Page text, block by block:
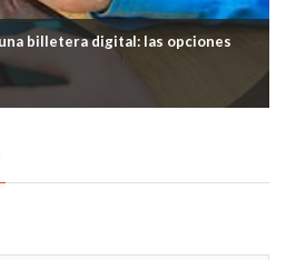
billetera digital: las opciones